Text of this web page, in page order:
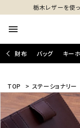
栃木レザーを使
menu
財布 バッグ キー
TOP > ステーショナリー